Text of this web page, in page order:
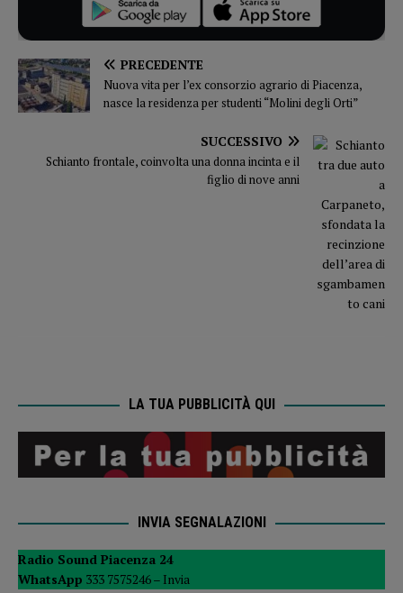
PRECEDENTE
Nuova vita per l’ex consorzio agrario di Piacenza,
nasce la residenza per studenti “Molini degli Orti”
SUCCESSIVO
Schianto frontale, coinvolta una donna incinta e il
figlio di nove anni
LA TUA PUBBLICITÀ QUI
INVIA SEGNALAZIONI
Radio Sound Piacenza 24
WhatsApp 333 7575246 – Invia